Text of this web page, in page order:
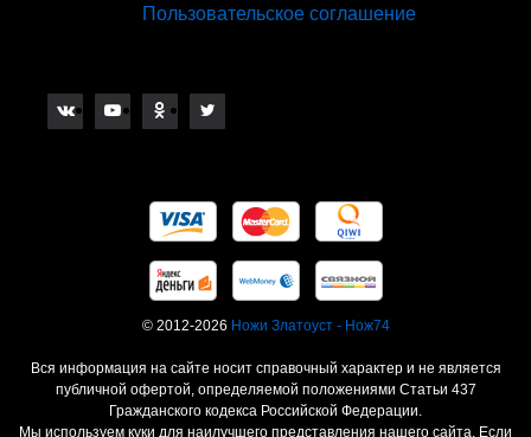
Пользовательское соглашение
© 2012-2026 Ножи Златоуст - Нож74
Вся информация на сайте носит справочный характер и не является
публичной офертой, определяемой положениями Статьи 437
Гражданского кодекса Российской Федерации.
Мы используем куки для наилучшего представления нашего сайта. Если